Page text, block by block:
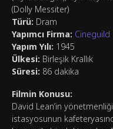
(Dolly Messiter)
Türü: Dram
Yapımcı Firma: Cineguild
Yapım Yılı: 1945
Ülkesi: Birleşik Krallık
Süresi: 86 dakika
Filmin Konusu:
David Lean’in
istasyosunun